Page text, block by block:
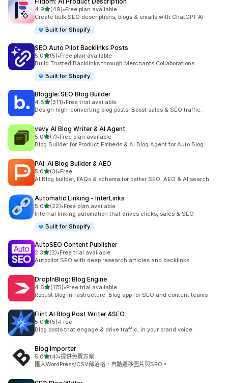
4.9滿分 5 顆星
(49)
共有 49 則評價
•Free plan available
Create bulk SEO descriptions, blogs & emails with ChatGPT AI
Built for Shopify
SEO Auto Pilot Backlinks Posts
5.0滿分 5 顆星
(5)
共有 5 則評價
•Free plan available
Build Trusted Backlinks through Merchants Collaborations
Built for Shopify
Bloggle: SEO Blog Builder
4.8滿分 5 顆星
(311)
共有 311 則評價
•Free trial available
Design high-converting blog posts. Boost sales & SEO traffic.
vevy AI Blog Writer & AI Agent
5.0滿分 5 顆星
(7)
共有 7 則評價
•Free plan available
Blog Builder for Product Embeds & AI Blog Agent for Auto Blog
PAI: AI Blog Builder & AEO
5.0滿分 5 顆星
(3)
共有 3 則評價
•Free
AI Blog builder, FAQs & schema for better SEO, AEO & AI search
Automatic Linking ‑ InterLinks
5.0滿分 5 顆星
(22)
共有 22 則評價
•Free plan available
Internal linking automation that drives clicks, sales & SEO
Built for Shopify
AutoSEO Content Publisher
2.3滿分 5 顆星
(3)
共有 3 則評價
•Free trial available
Autopilot SEO with deep research articles and backlinks
DropInBlog: Blog Engine
4.6滿分 5 顆星
(175)
共有 175 則評價
•Free trial available
Robust blog infrastructure. Blog app for SEO and content teams
Flint AI Blog Post Writer &SEO
5.0滿分 5 顆星
(5)
共有 5 則評價
•Free
Blog posts that engage & drive traffic, in your brand voice.
Blog Importer
5.0滿分 5 顆星
(4)
共有 4 則評價
•提供免費方案
匯入WordPress/CSV部落格，自動遷移圖片與SEO。